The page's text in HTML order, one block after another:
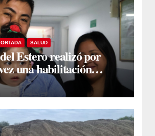
SALUD
Estero realizó por
una habilitación
vincha de conducción